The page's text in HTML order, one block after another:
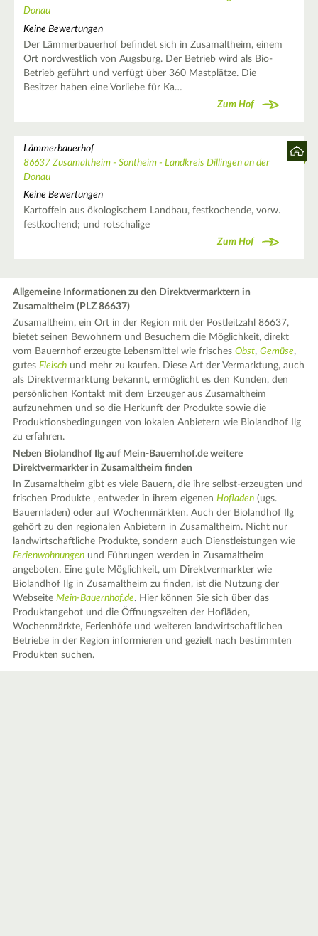
Donau
Keine Bewertungen
Der Lämmerbauerhof befindet sich in Zusamaltheim, einem
Ort nordwestlich von Augsburg. Der Betrieb wird als Bio-
Betrieb geführt und verfügt über 360 Mastplätze. Die
Besitzer haben eine Vorliebe für Ka…
Zum Hof
Lämmerbauerhof
86637 Zusamaltheim - Sontheim - Landkreis Dillingen an der
Donau
Keine Bewertungen
Kartoffeln aus ökologischem Landbau, festkochende, vorw.
festkochend; und rotschalige
Zum Hof
Allgemeine Informationen zu den Direktvermarktern in
Zusamaltheim (PLZ 86637)
Zusamaltheim, ein Ort in der Region mit der Postleitzahl 86637,
bietet seinen Bewohnern und Besuchern die Möglichkeit, direkt
vom Bauernhof erzeugte Lebensmittel wie frischesObst,Gemüse,
gutesFleisch und mehr zu kaufen. Diese Art der Vermarktung, auch
als Direktvermarktung bekannt, ermöglicht es den Kunden, den
persönlichen Kontakt mit dem Erzeuger aus Zusamaltheim
aufzunehmen und so die Herkunft der Produkte sowie die
Produktionsbedingungen von lokalen Anbietern wie Biolandhof Ilg
zu erfahren.
Neben Biolandhof Ilg auf Mein-Bauernhof.de weitere
Direktvermarkter in Zusamaltheim finden
In Zusamaltheim gibt es viele Bauern, die ihre selbst-erzeugten und
frischen Produkte , entweder in ihrem eigenenHofladen (ugs.
Bauernladen) oder auf Wochenmärkten. Auch der Biolandhof Ilg
gehört zu den regionalen Anbietern in Zusamaltheim. Nicht nur
landwirtschaftliche Produkte, sondern auch Dienstleistungen wie
Ferienwohnungen und Führungen werden in Zusamaltheim
angeboten. Eine gute Möglichkeit, um Direktvermarkter wie
Biolandhof Ilg in Zusamaltheim zu finden, ist die Nutzung der
WebseiteMein-Bauernhof.de. Hier können Sie sich über das
Produktangebot und die Öffnungszeiten der Hofläden,
Wochenmärkte, Ferienhöfe und weiteren landwirtschaftlichen
Betriebe in der Region informieren und gezielt nach bestimmten
Produkten suchen.